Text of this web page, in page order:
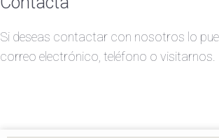
Si deseas contactar con nosotros lo
correo electrónico, teléfono o visitarnos.